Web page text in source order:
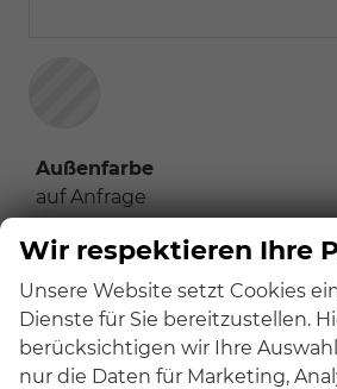
Außenfarbe
auf Anfrage
Innenausstattung
auf Anfrage
Beschreibung
Wir respektieren Ihre
Unsere Website setzt Cookies
Dienste für Sie bereitzustellen.
berücksichtigen wir Ihre
nur die Daten für Marketing,